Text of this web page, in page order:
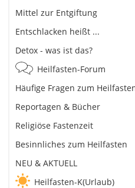
Mittel zur Entgiftung
Entschlacken heißt ...
Detox - was ist das?
Heilfasten-Forum
Häufige Fragen zum
Reportagen & Bücher
Religiöse Fastenzeit
Besinnliches zum Heilfasten
NEU & AKTUELL
Heilfasten-K(Urlaub)